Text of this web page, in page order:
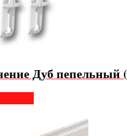
Дуб